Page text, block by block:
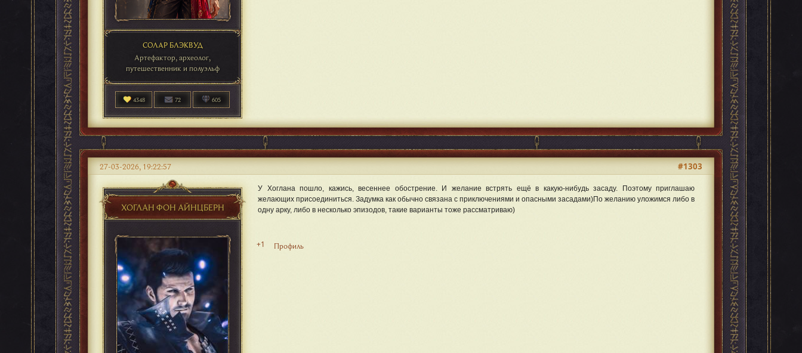
Артефактор, археолог,
путешественник и полуэльф
СОЛАР БЛЭКВУД
4348 72 605
ХОГЛАН ФОН АЙНЦБЕРН
#1303
27-03-2026, 19:22:57
У Хоглана пошло, кажись, весеннее обострение. И желание встрять ещё в какую-нибудь засаду. Поэтому приглашаю
желающих присоединиться. Задумка как обычно связана с приключениями и опасными засадами)По желанию уложимся либо в
одну арку, либо в несколько эпизодов, такие варианты тоже рассматриваю)
+1 Профиль